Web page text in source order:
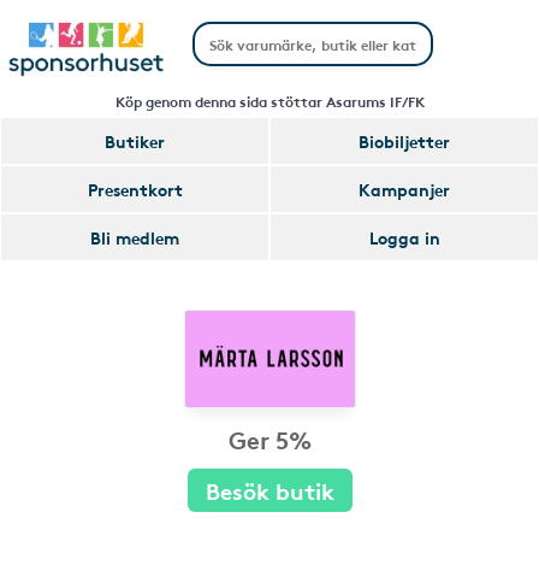
Köp genom denna sida stöttar Asarums IF/FK
Butiker
Biobiljetter
Presentkort
Kampanjer
Bli medlem
Logga in
Ger 5%
Besök butik